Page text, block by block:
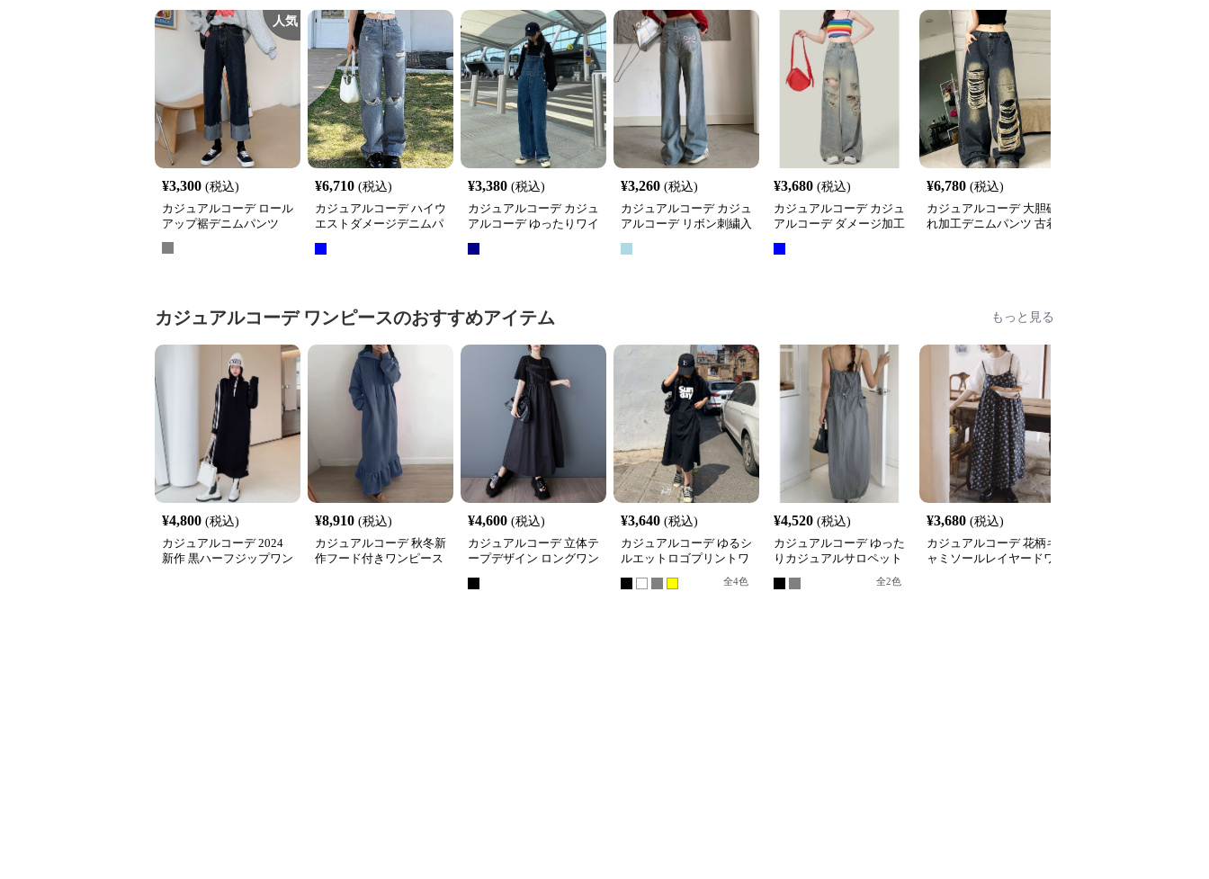
人気
¥3,300 (税込)
カジュアルコーデ ロール
アップ裾デニムパンツ
¥6,710 (税込)
カジュアルコーデ ハイウ
エストダメージデニムパ
¥3,380 (税込)
カジュアルコーデ カジュ
アルコーデ ゆったりワイ
¥3,260 (税込)
カジュアルコーデ カジュ
アルコーデ リボン刺繍入
¥3,680 (税込)
カジュアルコーデ カジュ
アルコーデ ダメージ加工
¥6,780 (税込)
カジュアルコーデ 大胆破
れ加工デニムパンツ 古着
カジュアルコーデ ワンピースのおすすめアイテム もっと見る
¥4,800 (税込)
カジュアルコーデ 2024
新作 黒ハーフジップワン
¥8,910 (税込)
カジュアルコーデ 秋冬新
作フード付きワンピース
¥4,600 (税込)
カジュアルコーデ 立体テ
ープデザイン ロングワン
¥3,640 (税込)
カジュアルコーデ ゆるシ
ルエットロゴプリントワ
全4色
¥4,520 (税込)
カジュアルコーデ ゆった
りカジュアルサロペット
全2色
¥3,680 (税込)
カジュアルコーデ 花柄キ
ャミソールレイヤードワ